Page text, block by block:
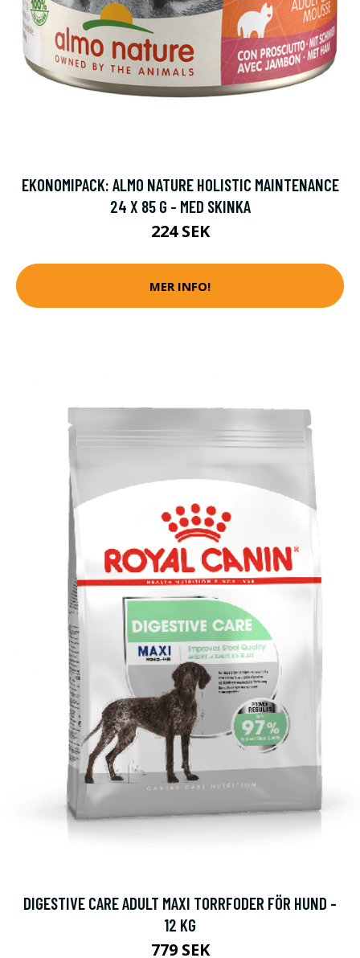
EKONOMIPACK: ALMO NATURE HOLISTIC MAINTENANCE
24 X 85 G - MED SKINKA
224 SEK
MER INFO!
DIGESTIVE CARE ADULT MAXI TORRFODER FÖR HUND -
12 KG
779 SEK